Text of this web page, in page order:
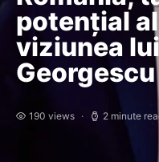
potențial
viziunea
Georgescu
190 views 2 minute